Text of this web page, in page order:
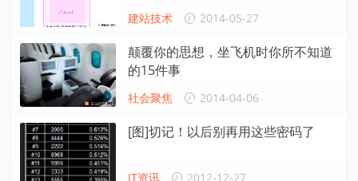
建站技术 2014-05-27
颠覆你的思想，坐飞机时你所不知道
的15件事
社会聚焦 2014-04-06
[图]切记！以后别再用这些密码了
IT资讯 2012-12-27